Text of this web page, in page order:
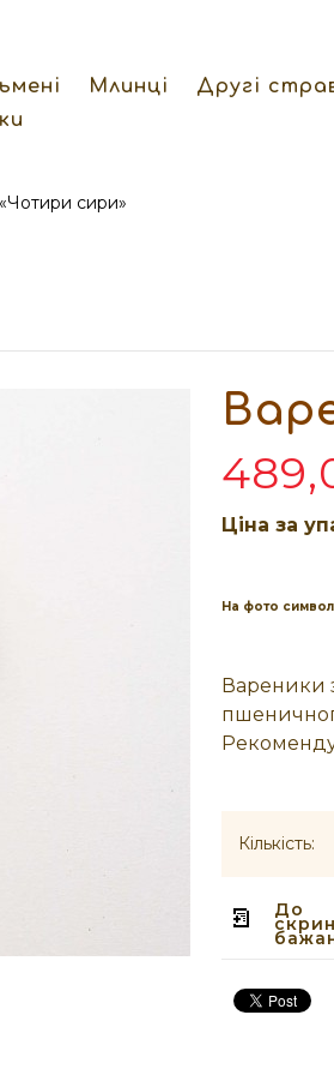
Млинці Другі
сири»
Ціна за
На фото
Вареники
Кількість:
До